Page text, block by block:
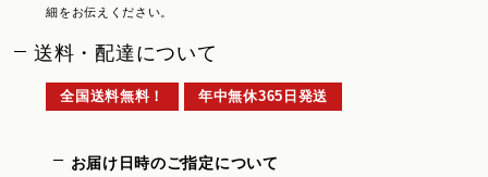
細をお伝えください。
送料・配達について
全国送料無料！ 年中無休365日発送
お届け日時のご指定について